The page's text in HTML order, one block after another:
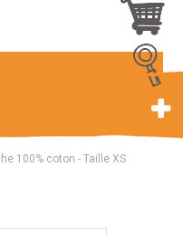
100% coton - Taille XS